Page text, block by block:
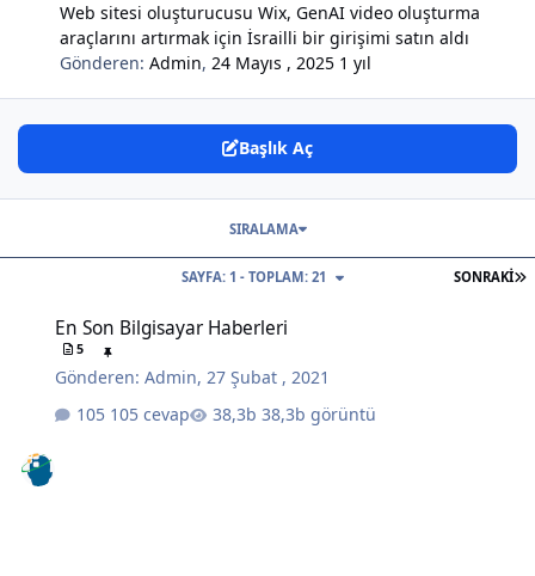
Web sitesi oluşturucusu Wix, GenAI video oluşturma
araçlarını artırmak için İsrailli bir girişimi satın aldı
Gönderen:Admin,24 Mayıs , 2025 1 yıl
Başlık Aç
SONRAKI
SAYFA: 1 - TOPLAM: 21
SIRALAMA
En Son Bilgisayar Haberleri
5
Gönderen:Admin,27 Şubat , 2021
105 cevap
38,3b görüntü